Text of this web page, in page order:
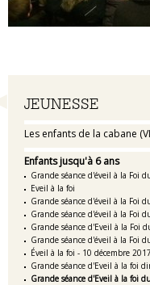
Navigation
JEUNESSE
Les enfants de la cabane
Enfants jusqu'à 6 ans
Grande séance d'éveil à la Foi
Eveil à la foi
Grande séance d'éveil à la Foi
Grande séance d'éveil à la Foi
Grande séance d'Eveil à la Foi
Grande séance d'éveil à la Foi
Éveil à la foi - 10 décembre
Grande séance d'Eveil à la foi
Grande séance d'Eveil à la foi